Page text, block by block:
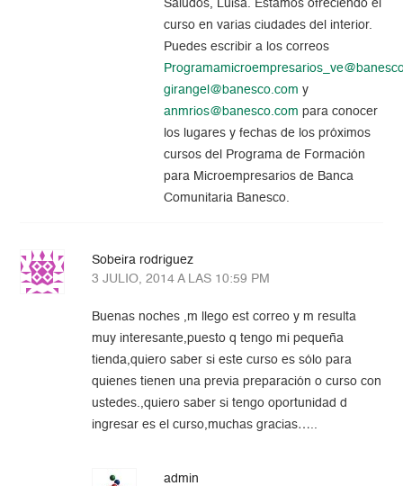
Saludos, Luisa. Estamos ofreciendo el
curso en varias ciudades del interior.
Puedes escribir a los correos
girangel@banesco.com y
anmrios@banesco.com para conocer
los lugares y fechas de los próximos
cursos del Programa de Formación
para Microempresarios de Banca
Comunitaria Banesco.
Sobeira rodriguez
3 JULIO, 2014 A LAS 10:59 PM
Buenas noches ,m llego est correo y m resulta
muy interesante,puesto q tengo mi pequeña
tienda,quiero saber si este curso es sólo para
quienes tienen una previa preparación o curso con
ustedes.,quiero saber si tengo oportunidad d
ingresar es el curso,muchas gracias…..
admin